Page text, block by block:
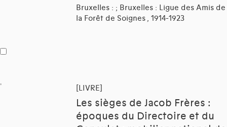
Bruxelles : ; Bruxelles : Ligue des Amis de
la Forêt de Soignes , 1914-1923
[LIVRE]
Les sièges de Jacob Frères :
époques du Directoire et du